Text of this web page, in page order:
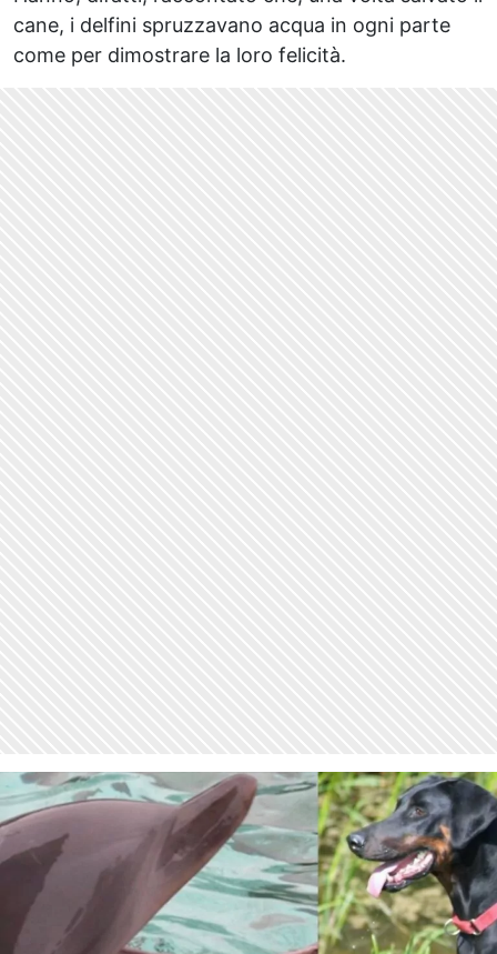
cane, i delfini spruzzavano acqua in ogni parte
come per dimostrare la loro felicità.